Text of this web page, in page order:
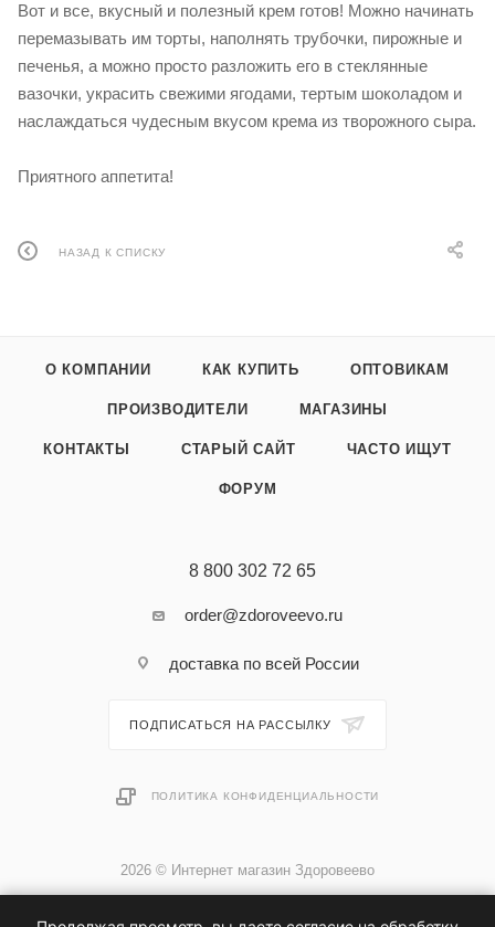
Вот и все, вкусный и полезный крем готов! Можно начинать
перемазывать им торты, наполнять трубочки, пирожные и
печенья, а можно просто разложить его в стеклянные
вазочки, украсить свежими ягодами, тертым шоколадом и
наслаждаться чудесным вкусом крема из творожного сыра.
Приятного аппетита!
НАЗАД К СПИСКУ
О КОМПАНИИ КАК КУПИТЬ ОПТОВИКАМ
ПРОИЗВОДИТЕЛИ МАГАЗИНЫ
КОНТАКТЫ СТАРЫЙ САЙТ ЧАСТО ИЩУТ
ФОРУМ
8 800 302 72 65
order@zdoroveevo.ru
доставка по всей России
ПОДПИСАТЬСЯ НА РАССЫЛКУ
ПОЛИТИКА КОНФИДЕНЦИАЛЬНОСТИ
2026 © Интернет магазин Здоровеево